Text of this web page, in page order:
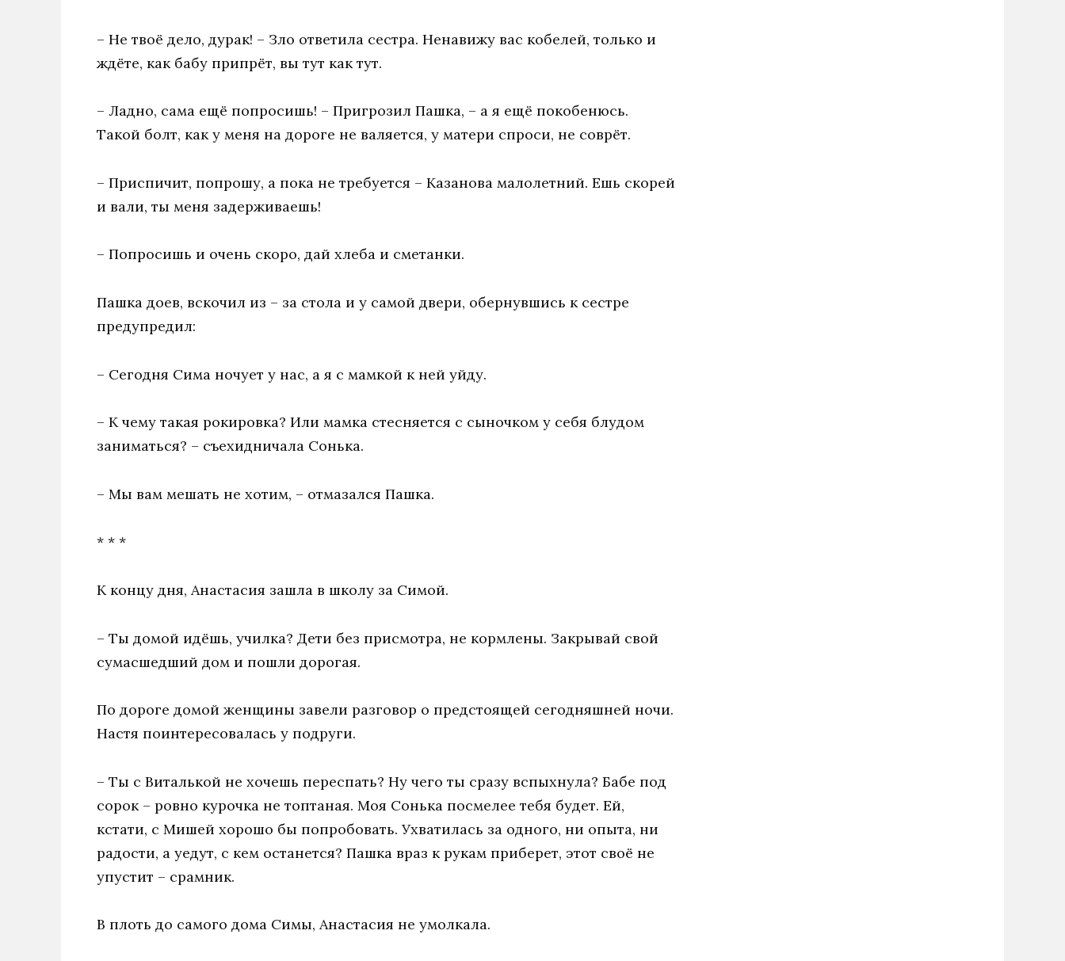
– Не твоё дело, дурак! – Зло ответила сестра. Ненавижу вас кобелей, только и
ждёте, как бабу припрёт, вы тут как тут.
– Ладно, сама ещё попросишь! – Пригрозил Пашка, – а я ещё покобенюсь.
Такой болт, как у меня на дороге не валяется, у матери спроси, не соврёт.
– Приспичит, попрошу, а пока не требуется – Казанова малолетний. Ешь скорей
и вали, ты меня задерживаешь!
– Попросишь и очень скоро, дай хлеба и сметанки.
Пашка доев, вскочил из – за стола и у самой двери, обернувшись к сестре
предупредил:
– Сегодня Сима ночует у нас, а я с мамкой к ней уйду.
– К чему такая рокировка? Или мамка стесняется с сыночком у себя блудом
заниматься? – съехидничала Сонька.
– Мы вам мешать не хотим, – отмазался Пашка.
* * *
К концу дня, Анастасия зашла в школу за Симой.
– Ты домой идёшь, училка? Дети без присмотра, не кормлены. Закрывай свой
сумасшедший дом и пошли дорогая.
По дороге домой женщины завели разговор о предстоящей сегодняшней ночи.
Настя поинтересовалась у подруги.
– Ты с Виталькой не хочешь переспать? Ну чего ты сразу вспыхнула? Бабе под
сорок – ровно курочка не топтаная. Моя Сонька посмелее тебя будет. Ей,
кстати, с Мишей хорошо бы попробовать. Ухватилась за одного, ни опыта, ни
радости, а уедут, с кем останется? Пашка враз к рукам приберет, этот своё не
упустит – срамник.
В плоть до самого дома Симы, Анастасия не умолкала.